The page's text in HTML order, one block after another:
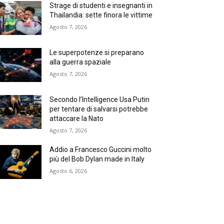
Strage di studenti e insegnanti in
Thailandia: sette finora le vittime
Agosto 7, 2026
Le superpotenze si preparano
alla guerra spaziale
Agosto 7, 2026
Secondo l’Intelligence Usa Putin
per tentare di salvarsi potrebbe
attaccare la Nato
Agosto 7, 2026
Addio a Francesco Guccini molto
più del Bob Dylan made in Italy
Agosto 6, 2026